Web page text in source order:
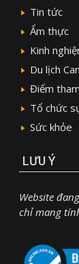
Tin tức
Ẩm thực
Kinh
Du lịch
Điểm
Tổ chức
Sức khỏe
LƯU Ý
Website
chỉ mang